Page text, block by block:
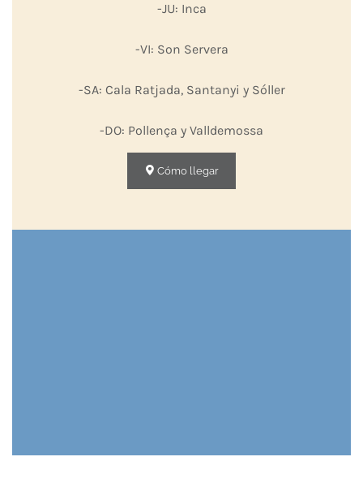
-JU: Inca
-VI: Son Servera
-SA: Cala Ratjada, Santanyi y Sóller
-DO: Pollença y Valldemossa
Cómo llegar